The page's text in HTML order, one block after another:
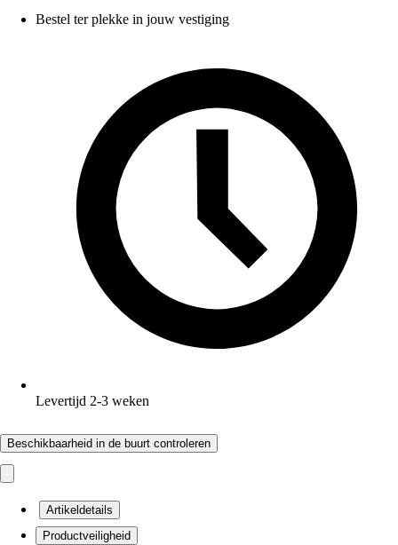
Bestel ter plekke in jouw vestiging
Levertijd 2-3 weken
Beschikbaarheid in de buurt controleren
Artikeldetails
Productveiligheid